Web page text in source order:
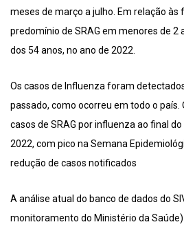
meses de março a julho. Em relação às
predomínio de SRAG em menores de 2
dos 54 anos, no ano de 2022.
Os casos de Influenza foram
passado, como ocorreu em todo o
casos de SRAG por influenza ao final
2022, com pico na Semana
redução de casos notificados
A análise atual do banco de dados do
monitoramento do Ministério da